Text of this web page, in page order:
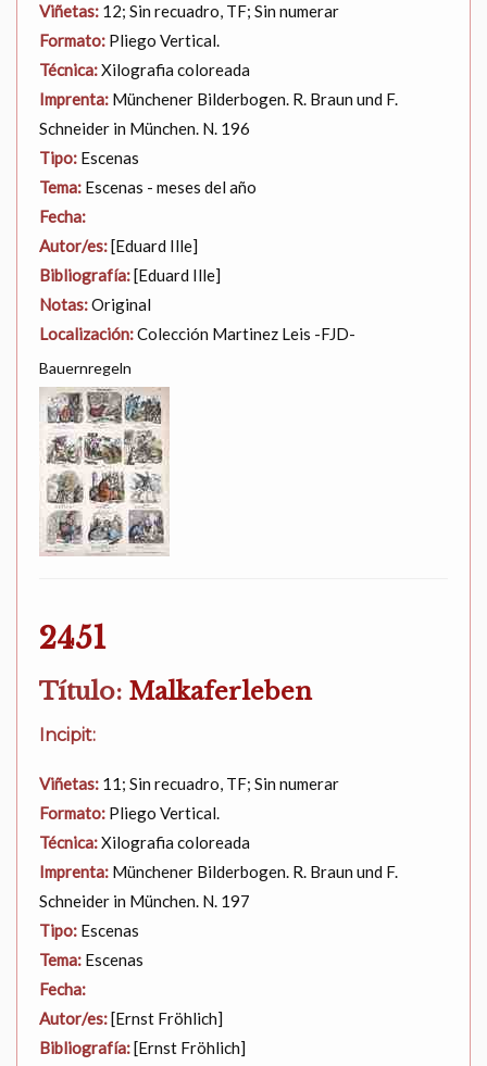
Viñetas: 12; Sin recuadro, TF; Sin numerar
Formato: Pliego Vertical.
Técnica:Xilografia coloreada
Imprenta: Münchener Bilderbogen. R. Braun und F.
Schneider in München. N. 196
Tipo: Escenas
Tema: Escenas - meses del año
Fecha:
Autor/es:[Eduard Ille]
Bibliografía:[Eduard Ille]
Notas:Original
Localización:Colección Martinez Leis -FJD-
Bauernregeln
2451
Título: Malkaferleben
Incipit:
Viñetas: 11; Sin recuadro, TF; Sin numerar
Formato: Pliego Vertical.
Técnica:Xilografia coloreada
Imprenta: Münchener Bilderbogen. R. Braun und F.
Schneider in München. N. 197
Tipo: Escenas
Tema: Escenas
Fecha:
Autor/es:[Ernst Fröhlich]
Bibliografía:[Ernst Fröhlich]